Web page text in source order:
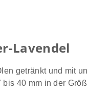
Lavendel
getränkt und mit
40 mm in der